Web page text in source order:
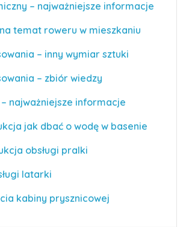
– najważniejsze informacje
temat roweru w mieszkaniu
– inny wymiar sztuki
– zbiór wiedzy
najważniejsze informacje
jak dbać o wodę w basenie
obsługi pralki
latarki
kabiny prysznicowej